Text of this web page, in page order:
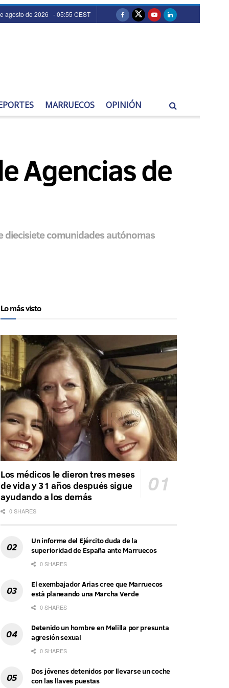
agosto de 2026 - 05:55 CEST
MARRUECOS OPINIÓN
Agencias de
diecisiete comunidades autónomas
Lo más visto
Los médicos le dieron tres meses
de vida y 31 años después sigue
ayudando a los demás
0 SHARES
Un informe del Ejército duda de la
superioridad de España ante Marruecos
0 SHARES
El exembajador Arias cree que Marruecos
está planeando una Marcha Verde
0 SHARES
Detenido un hombre en Melilla por presunta
agresión sexual
0 SHARES
Dos jóvenes detenidos por llevarse un coche
con las llaves puestas